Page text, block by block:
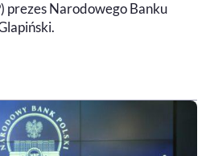
prezes Narodowego Banku